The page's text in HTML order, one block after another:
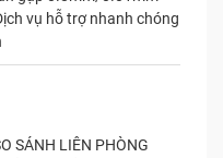
vụ hỗ trợ nhanh chóng
SÁNH LIÊN PHÒNG